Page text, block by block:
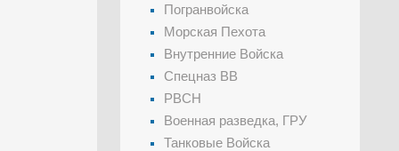
Погранвойска
Морская Пехота
Внутренние Войска
Спецназ ВВ
РВСН
Военная разведка, ГРУ
Танковые Войска